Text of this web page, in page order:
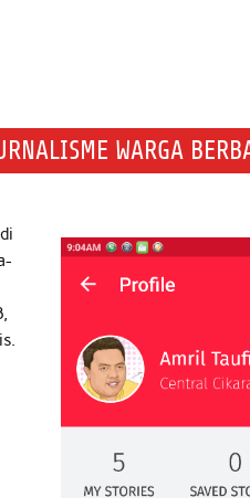
WARGA